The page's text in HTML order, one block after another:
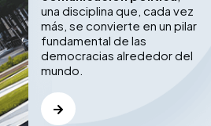
una disciplina que, cada vez
más, se convierte en un pilar
fundamental de las
democracias alrededor del
mundo.